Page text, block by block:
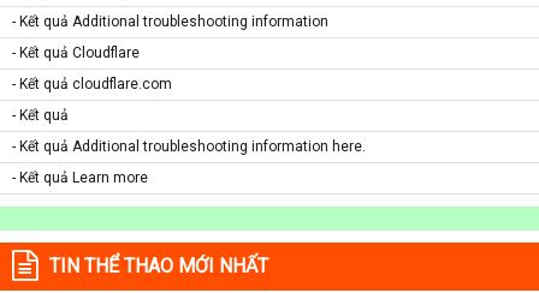
- Kết quả Additional troubleshooting information
- Kết quả Cloudflare
- Kết quả cloudflare.com
- Kết quả
- Kết quả Additional troubleshooting information here.
- Kết quả Learn more
TIN THỂ THAO MỚI NHẤT